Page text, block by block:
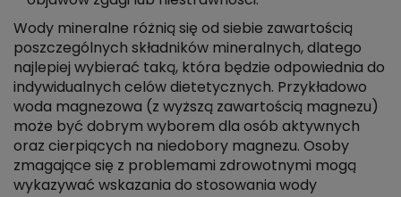
Wody mineralne różnią się od siebie zawartością
poszczególnych składników mineralnych, dlatego
najlepiej wybierać taką, która będzie odpowiednia do
indywidualnych celów dietetycznych. Przykładowo
woda magnezowa (z wyższą zawartością magnezu)
może być dobrym wyborem dla osób aktywnych
oraz cierpiących na niedobory magnezu. Osoby
zmagające się z problemami zdrowotnymi mogą
wykazywać wskazania do stosowania wody